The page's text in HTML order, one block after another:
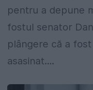
pentru a depune
fostul senator
plângere că a
asasinat....